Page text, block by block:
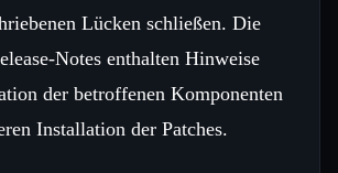
Lücken schließen. Die
enthalten Hinweise
der betroffenen Komponenten
Installation der Patches.